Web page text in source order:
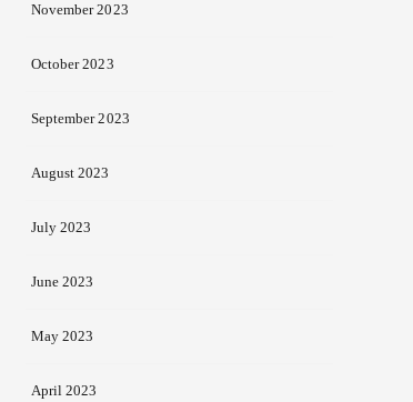
November 2023
October 2023
September 2023
August 2023
July 2023
June 2023
May 2023
April 2023